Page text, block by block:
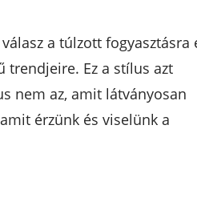
a túlzott fogyasztásra
trendjeire. Ez a stílus azt
nem az, amit látványosan
érzünk és viselünk a